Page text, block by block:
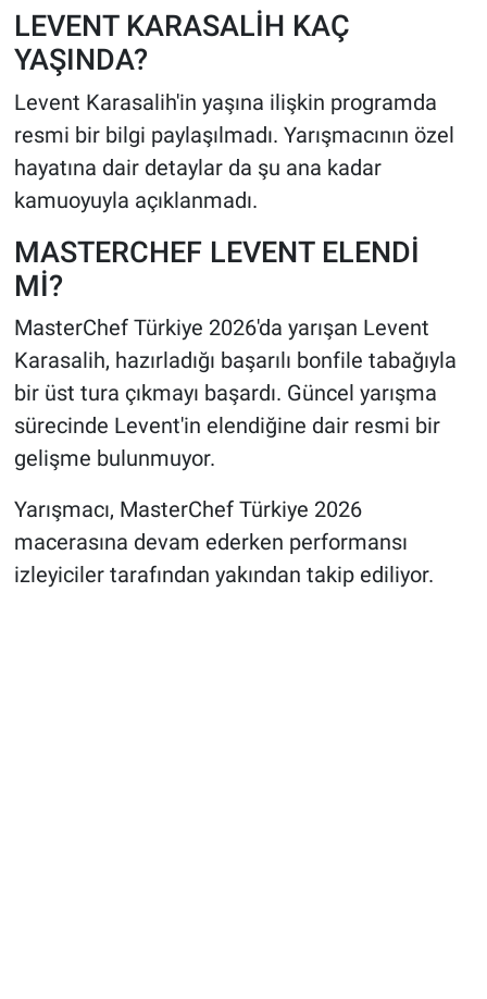
LEVENT KARASALİH KAÇ
YAŞINDA?
Levent Karasalih'in yaşına ilişkin programda
resmi bir bilgi paylaşılmadı. Yarışmacının özel
hayatına dair detaylar da şu ana kadar
kamuoyuyla açıklanmadı.
MASTERCHEF LEVENT ELENDİ
Mİ?
MasterChef Türkiye 2026'da yarışan Levent
Karasalih, hazırladığı başarılı bonfile tabağıyla
bir üst tura çıkmayı başardı. Güncel yarışma
sürecinde Levent'in elendiğine dair resmi bir
gelişme bulunmuyor.
Yarışmacı, MasterChef Türkiye 2026
macerasına devam ederken performansı
izleyiciler tarafından yakından takip ediliyor.